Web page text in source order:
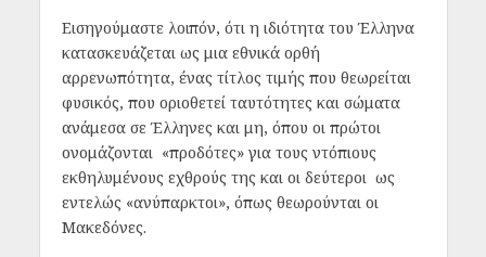
Εισηγούμαστε λοιπόν, ότι η ιδιότητα του Έλληνα
κατασκευάζεται ως μια εθνικά ορθή
αρρενωπότητα, ένας τίτλος τιμής που θεωρείται
φυσικός, που οριοθετεί ταυτότητες και σώματα
ανάμεσα σε Έλληνες και μη, όπου οι πρώτοι
ονομάζονται «προδότες» για τους ντόπιους
εκθηλυμένους εχθρούς της και οι δεύτεροι ως
εντελώς «ανύπαρκτοι», όπως θεωρούνται οι
Μακεδόνες.